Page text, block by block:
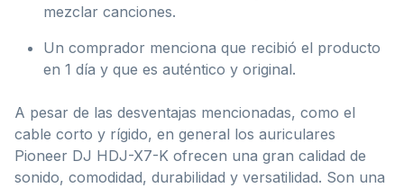
mezclar canciones.
Un comprador menciona que recibió el producto
en 1 día y que es auténtico y original.
A pesar de las desventajas mencionadas, como el
cable corto y rígido, en general los auriculares
Pioneer DJ HDJ-X7-K ofrecen una gran calidad de
sonido, comodidad, durabilidad y versatilidad. Son una